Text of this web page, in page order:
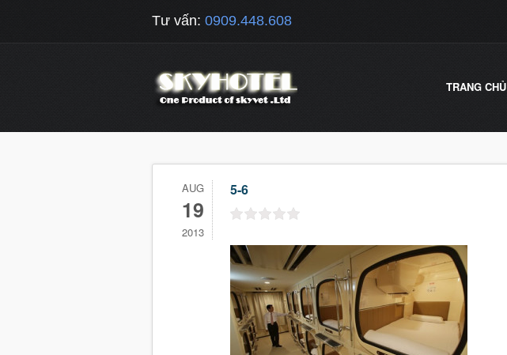
Tư vấn: 0909.448.608
TRANG CHỦ
AUG
19
2013
5-6